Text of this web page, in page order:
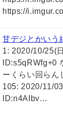
https://
甘デジとかいう
1: 2020/10/25(
ID:s5qRWfg+0
ーくらい回らん
105: 2020/11/
ID:n4AIbv…